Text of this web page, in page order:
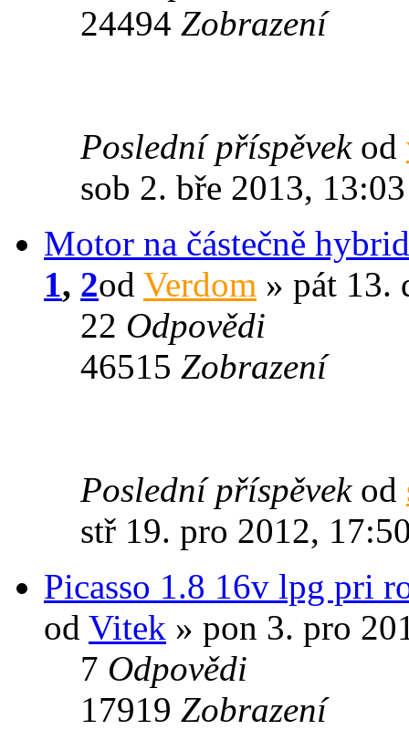
24494 Zobrazení
Poslední příspěvek od
sob 2. bře 2013, 13:03
Motor na částečně
1, 2od Verdom » pát 13.
22 Odpovědi
46515 Zobrazení
Poslední příspěvek od
stř 19. pro 2012,
Picasso 1.8 16v lpg pri
od Vitek » pon 3. pro
7 Odpovědi
17919 Zobrazení